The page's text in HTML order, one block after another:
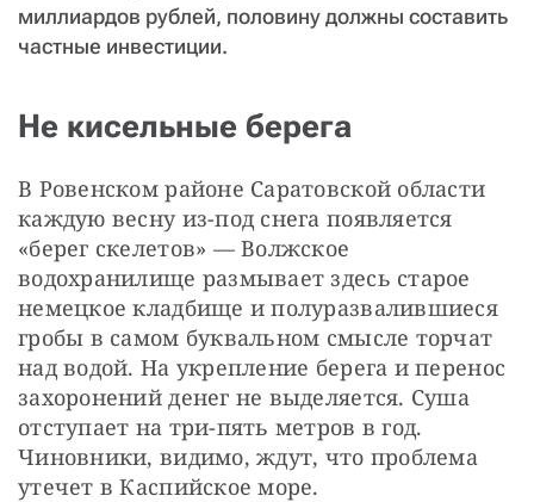
миллиардов рублей, половину должны составить
частные инвестиции.
Не кисельные берега
В Ровенском районе Саратовской области
каждую весну из-под снега появляется
«берег скелетов» — ​Волжское
водохранилище размывает здесь старое
немецкое кладбище и полуразвалившиеся
гробы в самом буквальном смысле торчат
над водой. На укрепление берега и перенос
захоронений денег не выделяется. Суша
отступает на три-пять метров в год.
Чиновники, видимо, ждут, что проблема
утечет в Каспийское море.